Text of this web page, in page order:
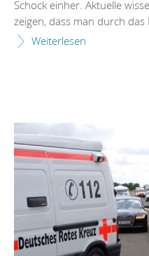
Schock einher. Aktuelle
zeigen, dass man durch das
Weiterlesen